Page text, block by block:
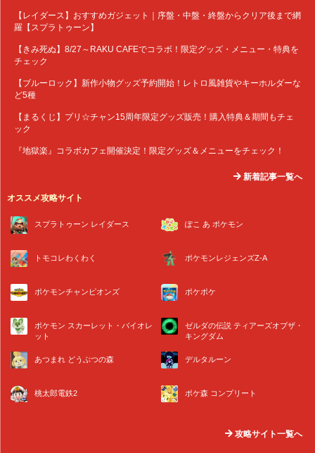
【レイダース】おすすめガジェット｜序盤・中盤・終盤からクリア後まで網
羅【スプラトゥーン】
【きみ死ぬ】8/27～RAKU CAFEでコラボ！限定グッズ・メニュー・特典を
チェック
【ブルーロック】新作小物グッズ予約開始！レトロ風雑貨やキーホルダーな
ど5種
【まるくじ】プリ☆チャン15周年限定グッズ販売！購入特典＆期間もチェ
ック
『地獄楽』コラボカフェ開催決定！限定グッズ＆メニューをチェック！
新着記事一覧へ
オススメ攻略サイト
スプラトゥーン レイダース ぽこ あ ポケモン
トモコレわくわく ポケモンレジェンズZ-A
ポケモンチャンピオンズ ポケポケ
ポケモン スカーレット・バイオレ
ット
ゼルダの伝説 ティアーズオブザ・
キングダム
あつまれ どうぶつの森 デルタルーン
桃太郎電鉄2 ポケ森 コンプリート
攻略サイト一覧へ